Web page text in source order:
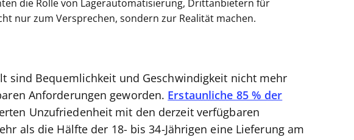
die Rolle von Lagerautomatisierung, Drittanbietern für
nur zum Versprechen, sondern zur Realität machen.
sind Bequemlichkeit und Geschwindigkeit nicht mehr
Anforderungen geworden. Erstaunliche 85 % der
Unzufriedenheit mit den derzeit verfügbaren
als die Hälfte der 18- bis 34-Jährigen eine Lieferung am